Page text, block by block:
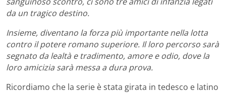
da un tragico destino.
Insieme, diventano la forza più importante nella lotta
contro il potere romano superiore. Il loro percorso sarà
segnato da lealtà e tradimento, amore e odio, dove la
loro amicizia sarà messa a dura prova.
Ricordiamo che la serie è stata girata in tedesco e latino